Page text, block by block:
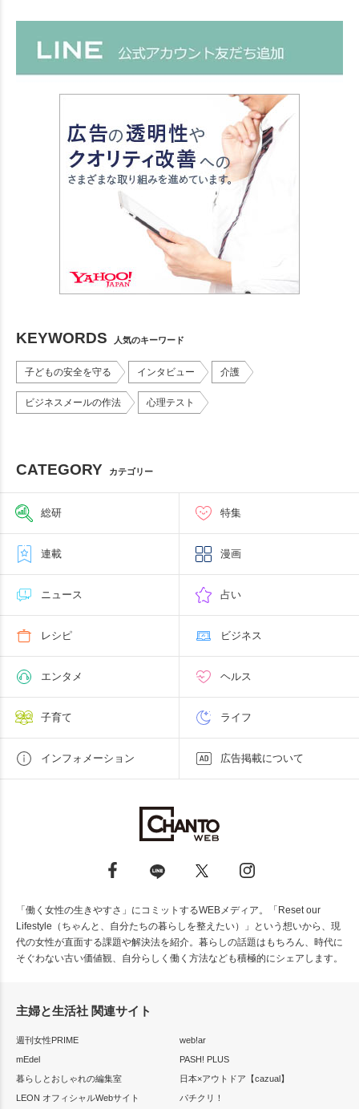
KEYWORDS 人気のキーワード
子どもの安全を守る インタビュー 介護
ビジネスメールの作法 心理テスト
CATEGORY カテゴリー
総研 特集
連載 漫画
ニュース 占い
レシピ ビジネス
エンタメ ヘルス
子育て ライフ
インフォメーション 広告掲載について
「働く女性の生きやすさ」にコミットするWEBメディア。「Reset our
Lifestyle（ちゃんと、自分たちの暮らしを整えたい）」という想いから、現
代の女性が直面する課題や解決法を紹介。暮らしの話題はもちろん、時代に
そぐわない古い価値観、自分らしく働く方法なども積極的にシェアします。
主婦と生活社 関連サイト
週刊女性PRIME
web!ar
mEdel
PASH! PLUS
暮らしとおしゃれの編集室
日本×アウトドア【cazual】
LEON オフィシャルWebサイト
パチクリ！